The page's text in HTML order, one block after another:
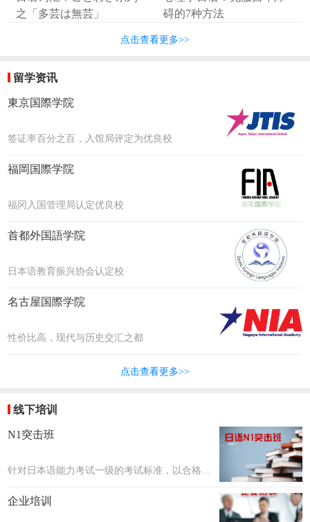
之「多芸は無芸」
碍的7种方法
点击查看更多>>
留学资讯
東京国際学院
签证率百分之百，入馆局评定为优良校
福岡国際学院
福冈入国管理局认定优良校
首都外国語学院
日本语教育振兴协会认定校
名古屋国際学院
性价比高，现代与历史交汇之都
点击查看更多>>
线下培训
N1突击班
针对日本语能力考试一级的考试标准，以合格考
核为目标，共设置20个课时~40个课时，每个课
企业培训